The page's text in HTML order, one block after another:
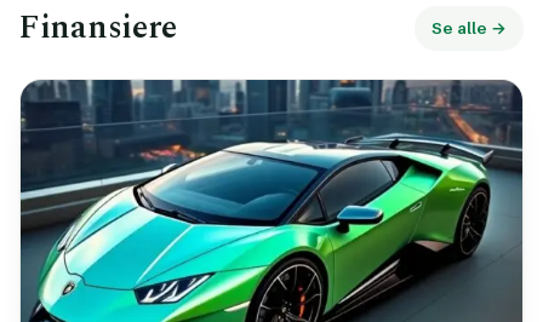
Finansiere Se alle →